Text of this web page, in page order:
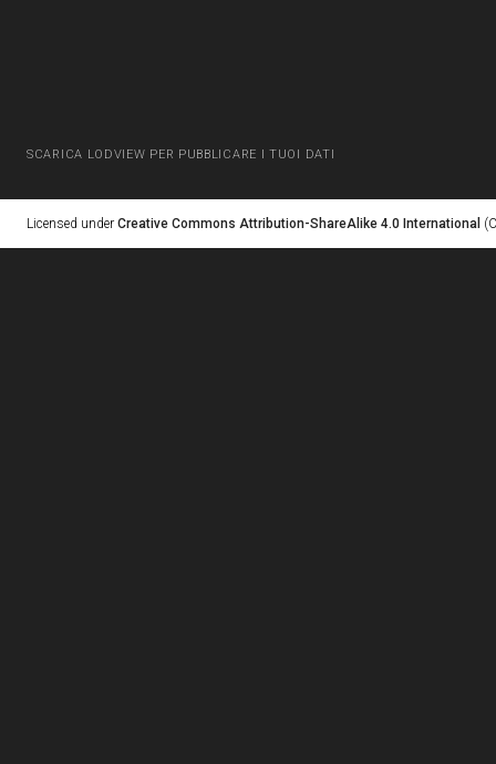
SCARICA LODVIEW PER PUBBLICARE I TUOI DATI
Licensed under Creative Commons Attribution-ShareAlike 4.0 International